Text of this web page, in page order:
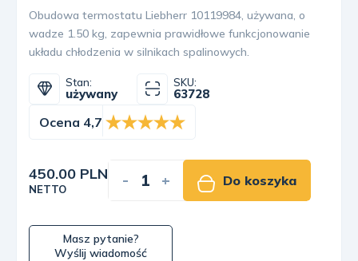
Obudowa termostatu Liebherr 10119984, używana, o
wadze 1.50 kg, zapewnia prawidłowe funkcjonowanie
układu chłodzenia w silnikach spalinowych.
Stan:
używany
SKU:
63728
Ocena 4,7
450.00 PLN
NETTO - + Do koszyka
Masz pytanie?
Wyślij wiadomość